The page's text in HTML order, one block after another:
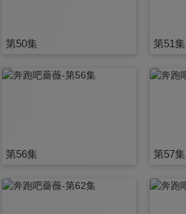
第50集 第51集
第56集 第57集